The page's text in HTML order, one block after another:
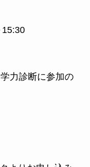
力診断に参加の